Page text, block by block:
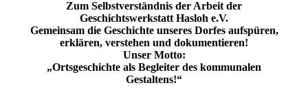
Zum Selbstverständnis der Arbeit der
Geschichtswerkstatt Hasloh e.V.
Gemeinsam die Geschichte unseres Dorfes aufspüren,
erklären, verstehen und dokumentieren!
Unser Motto:
„Ortsgeschichte als Begleiter des kommunalen
Gestaltens!“